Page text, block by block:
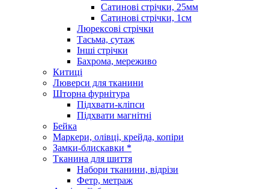
Сатинові стрічки, 25мм
Сатинові стрічки, 1см
Люрексові стрічки
Тасьма, сутаж
Інші стрічки
Бахрома, мереживо
Китиці
Люверси для тканини
Шторна фурнітура
Підхвати-кліпси
Підхвати магнітні
Бейка
Маркери, олівці, крейда, копіри
Замки-блискавки *
Тканина для шиття
Набори тканини, відрізи
Фетр, метраж